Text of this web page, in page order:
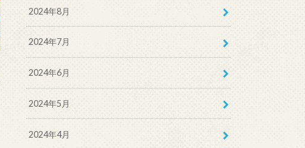
2024年8月
2024年7月
2024年6月
2024年5月
2024年4月